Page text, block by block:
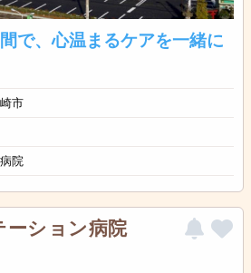
で、心温まるケアを一緒に
市
院
ーション病院